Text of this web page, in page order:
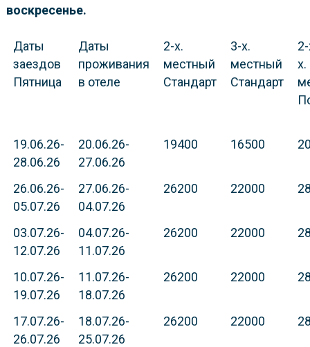
воскресенье.
Даты
заездов
Пятница
Даты
проживания
в отеле
2-х.
местный
Стандарт
3-х.
местный
Стандарт
х.
19.06.26-
28.06.26
20.06.26-
27.06.26
19400 16500
26.06.26-
05.07.26
27.06.26-
04.07.26
26200 22000
03.07.26-
12.07.26
04.07.26-
11.07.26
26200 22000
10.07.26-
19.07.26
11.07.26-
18.07.26
26200 22000
17.07.26-
26.07.26
18.07.26-
25.07.26
26200 22000